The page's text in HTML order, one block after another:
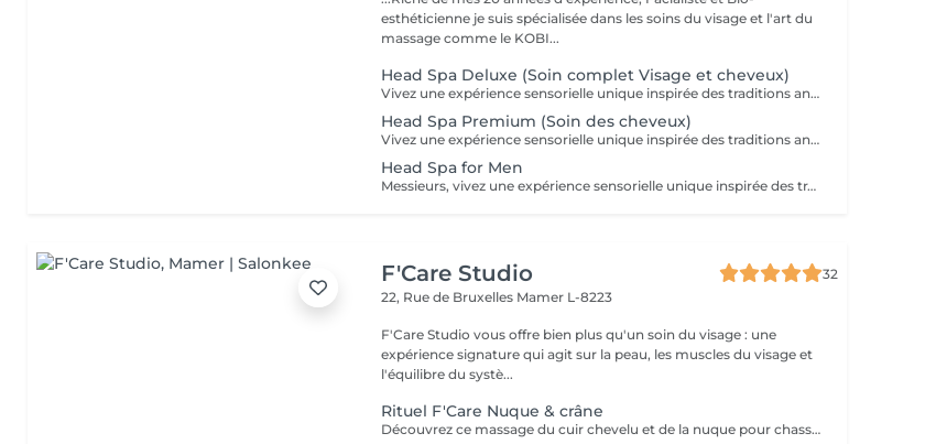
esthéticienne je suis spécialisée dans les soins du visage et l'art du
massage comme le KOBI...
Head Spa Deluxe (Soin complet Visage et cheveux)
Vivez une expérience sensorielle unique inspirée des traditions anciennes japonaises dédiées au soin du corps et à l'apaisement de l'esprit. Le Head Spa combine soin des cheveux et du visage pour améliorer la revitalisation du cuir chevelu tout en favorisant la réduction du stress et la relaxation générale: - Démaquillage du visage - Massage du visage manuel "coup d'éclat" - Massage manuel des épaules, de la nuque et du cuir chevelu à l'huile précieuse et utilisation de différents outils - Fontaine d'eau chaude - Masque visage hydratant - Shampoing - Masque capillaire sous bain de vapeur + sérum - Massage des mains et des bras. - Crème + Sérum visage hydradants - Séchage des cheveux (15 minutes)
Head Spa Premium (Soin des cheveux)
Vivez une expérience sensorielle unique inspirée des traditions anciennes japonaises dédiées au soin du corps et à l'apaisement de l'esprit. Le Head Spa combine soin des cheveux et du visage pour améliorer la revitalisation du cuir chevelu tout en favorisant la réduction du stress et la relaxation générale: - Démaquillage du visage - Massage manuel des épaules, de la nuque et du cuir chevelu à l'huile précieuse et utilisation de différents outils - Fontaine d'eau chaude - Shampoing - Masque capillaire sous bain de vapeur + sérum - Massage des mains et des bras. - Séchage des cheveux (15 minutes)
Head Spa for Men
Messieurs, vivez une expérience sensorielle unique inspirée des traditions anciennes japonaises dédiées au soin du corps et à l'apaisement de l'esprit adapté à votre peau. Le Head Spa combine soin des cheveux et du visage pour améliorer la revitalisation du cuir chevelu tout en favorisant la réduction du stress et la relaxation générale: - Soin du visage (nettoyage, massage, masque et/ou soin de la barbe) - Massage manuel des épaules, de la nuque et du cuir chevelu à l'huile précieuse et utilisation de différents outils - Fontaine d'eau chaude - Shampoing - Sérum capillaire - Séchage des cheveux
F'Care Studio
32
22, Rue de Bruxelles Mamer L-8223
F'Care Studio vous offre bien plus qu'un soin du visage : une
expérience signature qui agit sur la peau, les muscles du visage et
l'équilibre du systè...
Rituel F'Care Nuque & crâne
Découvrez ce massage du cuir chevelu et de la nuque pour chasser les tensions physiques et mentales, combattre la fatigue et le stress. Modelage manuel du cuir chevelu sans huile, travail lent des muscles du cou, de la nuque sur-sollicités au quotidien. Les zones sensibles et tendues du crâne sont travaillés avec des techniques d'acupression et des instruments en pierre semi précieuse chauds afin de relaxer à la fois le corps et l'esprit et s'ancrer dans le moment présent. Réel lâcher prise en quelques instants. Les signes de fatigue sont estompés, le visage est parfaitement détendu.